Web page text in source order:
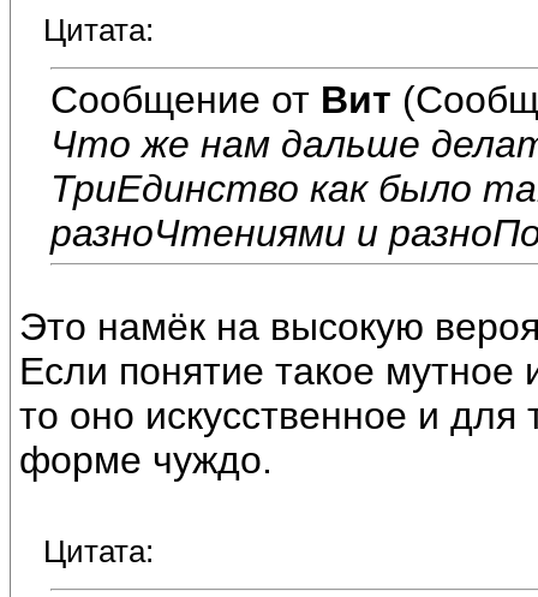
Цитата:
Сообщение от Вит
Что же нам дальше
ТриЕдинство как было
разноЧтениями и
Это намёк на высокую
Если понятие такое
то оно искусственное и
форме чуждо.
Цитата: